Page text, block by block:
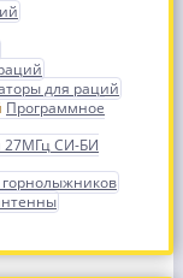
для раций
Программное
27МГц СИ-БИ